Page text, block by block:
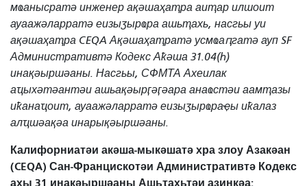
мҩанысратә инженер ақәшаҳаҭра аиҭар илшоит
ауаажәларратә еизыӡырҩра ашьҭахь, насгьы уи
ақәшаҳаҭра CEQA Ақәшаҳаҭратә усмҩаԥгатә ауп SF
Административтә Кодекс Аҟәша 31.04(h)
инақәыршәаны. Насгьы, СФМТА Ахеилак
аҵыхәтәантәи ашьақәырӷәӷәара анаҩстәи аамҭазы
иҟанаҵоит, ауаажәларратә еизыӡырҩраҿы иҟалаз
алҵшәақәа инарықәыршәаны.
Калифорниатәи акәша-мыкәшатә хра злоу Азакәан
(CEQA) Сан-Францискотәи Административтә Кодекс
ахы 31 инақәыршәаны Ашьҭахьтәи азинқәа: